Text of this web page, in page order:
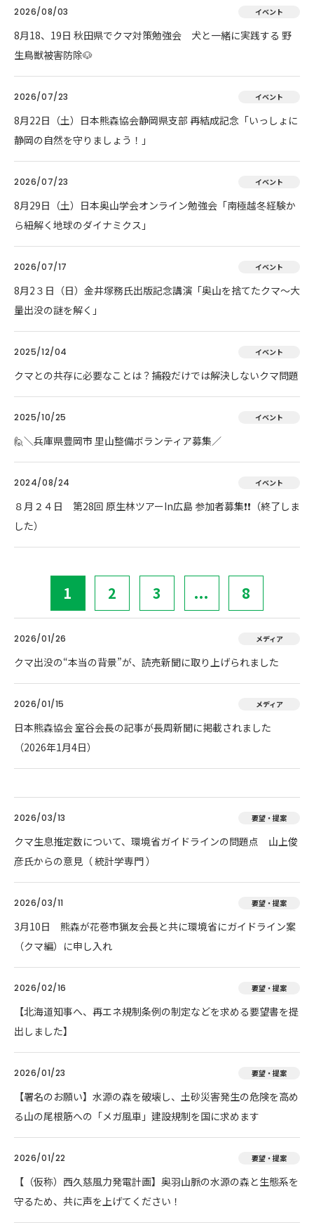
2026/08/03 イベント
8月18、19日 秋田県でクマ対策勉強会 犬と一緒に実践する 野
生鳥獣被害防除🐶
2026/07/23 イベント
8月22日（土）日本熊森協会静岡県支部 再結成記念「いっしょに
静岡の自然を守りましょう！」
2026/07/23 イベント
8月29日（土）日本奥山学会オンライン勉強会「南極越冬経験か
ら紐解く地球のダイナミクス」
2026/07/17 イベント
8月2３日（日）金井塚務氏出版記念講演「奥山を捨てたクマ～大
量出没の謎を解く」
2025/12/04 イベント
クマとの共存に必要なことは？捕殺だけでは解決しないクマ問題
2025/10/25 イベント
🙋＼兵庫県豊岡市 里山整備ボランティア募集／
2024/08/24 イベント
８月２４日 第28回 原生林ツアーIn広島 参加者募集❗❗（終了しま
した）
1 2 3 ... 8
2026/01/26 メディア
クマ出没の“本当の背景”が、読売新聞に取り上げられました
2026/01/15 メディア
日本熊森協会 室谷会長の記事が長周新聞に掲載されました
（2026年1月4日）
2026/03/13 要望・提案
クマ生息推定数について、環境省ガイドラインの問題点 山上俊
彦氏からの意見（ 統計学専門 ）
2026/03/11 要望・提案
3月10日 熊森が花巻市猟友会長と共に環境省にガイドライン案
（クマ編）に申し入れ
2026/02/16 要望・提案
【北海道知事へ、再エネ規制条例の制定などを求める要望書を提
出しました】
2026/01/23 要望・提案
【署名のお願い】水源の森を破壊し、土砂災害発生の危険を高め
る山の尾根筋への「メガ風車」建設規制を国に求めます
2026/01/22 要望・提案
【（仮称）西久慈風力発電計画】奥羽山脈の水源の森と生態系を
守るため、共に声を上げてください！